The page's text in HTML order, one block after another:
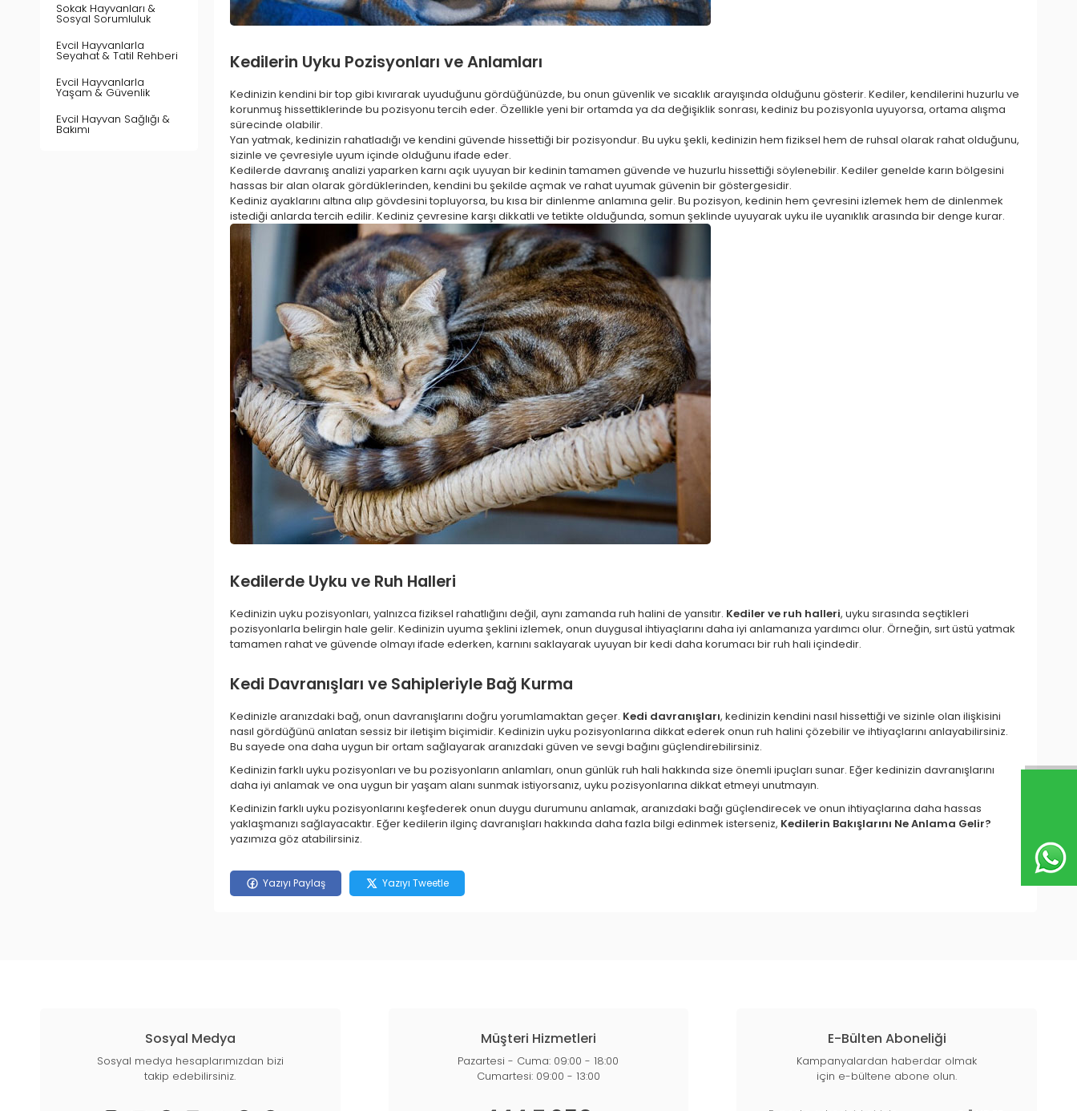
Sokak Hayvanları &
Sosyal Sorumluluk
Evcil Hayvanlarla
Seyahat & Tatil Rehberi
Evcil Hayvanlarla
Yaşam & Güvenlik
Evcil Hayvan Sağlığı &
Bakımı
Kedilerin Uyku Pozisyonları ve Anlamları
Kedinizin kendini bir top gibi kıvırarak uyuduğunu gördüğünüzde, bu onun güvenlik ve sıcaklık arayışında olduğunu gösterir. Kediler, kendilerini huzurlu ve
korunmuş hissettiklerinde bu pozisyonu tercih eder. Özellikle yeni bir ortamda ya da değişiklik sonrası, kediniz bu pozisyonla uyuyorsa, ortama alışma
sürecinde olabilir.
Yan yatmak, kedinizin rahatladığı ve kendini güvende hissettiği bir pozisyondur. Bu uyku şekli, kedinizin hem fiziksel hem de ruhsal olarak rahat olduğunu,
sizinle ve çevresiyle uyum içinde olduğunu ifade eder.
Kedilerde davranış analizi yaparken karnı açık uyuyan bir kedinin tamamen güvende ve huzurlu hissettiği söylenebilir. Kediler genelde karın bölgesini
hassas bir alan olarak gördüklerinden, kendini bu şekilde açmak ve rahat uyumak güvenin bir göstergesidir.
Kediniz ayaklarını altına alıp gövdesini topluyorsa, bu kısa bir dinlenme anlamına gelir. Bu pozisyon, kedinin hem çevresini izlemek hem de dinlenmek
istediği anlarda tercih edilir. Kediniz çevresine karşı dikkatli ve tetikte olduğunda, somun şeklinde uyuyarak uyku ile uyanıklık arasında bir denge kurar.
Kedilerde Uyku ve Ruh Halleri
Kedinizin uyku pozisyonları, yalnızca fiziksel rahatlığını değil, aynı zamanda ruh halini de yansıtır. Kediler ve ruh halleri, uyku sırasında seçtikleri
pozisyonlarla belirgin hale gelir. Kedinizin uyuma şeklini izlemek, onun duygusal ihtiyaçlarını daha iyi anlamanıza yardımcı olur. Örneğin, sırt üstü yatmak
tamamen rahat ve güvende olmayı ifade ederken, karnını saklayarak uyuyan bir kedi daha korumacı bir ruh hali içindedir.
Kedi Davranışları ve Sahipleriyle Bağ Kurma
Kedinizle aranızdaki bağ, onun davranışlarını doğru yorumlamaktan geçer. Kedi davranışları, kedinizin kendini nasıl hissettiği ve sizinle olan ilişkisini
nasıl gördüğünü anlatan sessiz bir iletişim biçimidir. Kedinizin uyku pozisyonlarına dikkat ederek onun ruh halini çözebilir ve ihtiyaçlarını anlayabilirsiniz.
Bu sayede ona daha uygun bir ortam sağlayarak aranızdaki güven ve sevgi bağını güçlendirebilirsiniz.
Kedinizin farklı uyku pozisyonları ve bu pozisyonların anlamları, onun günlük ruh hali hakkında size önemli ipuçları sunar. Eğer kedinizin davranışlarını
daha iyi anlamak ve ona uygun bir yaşam alanı sunmak istiyorsanız, uyku pozisyonlarına dikkat etmeyi unutmayın.
Kedinizin farklı uyku pozisyonlarını keşfederek onun duygu durumunu anlamak, aranızdaki bağı güçlendirecek ve onun ihtiyaçlarına daha hassas
yaklaşmanızı sağlayacaktır. Eğer kedilerin ilginç davranışları hakkında daha fazla bilgi edinmek isterseniz, Kedilerin Bakışlarını Ne Anlama Gelir?
yazımıza göz atabilirsiniz.
Yazıyı Paylaş Yazıyı Tweetle
Sosyal Medya
Sosyal medya hesaplarımızdan bizi
takip edebilirsiniz.
Müşteri Hizmetleri
Pazartesi - Cuma: 09:00 - 18:00
Cumartesi: 09:00 - 13:00
E-Bülten Aboneliği
Kampanyalardan haberdar olmak
için e-bültene abone olun.